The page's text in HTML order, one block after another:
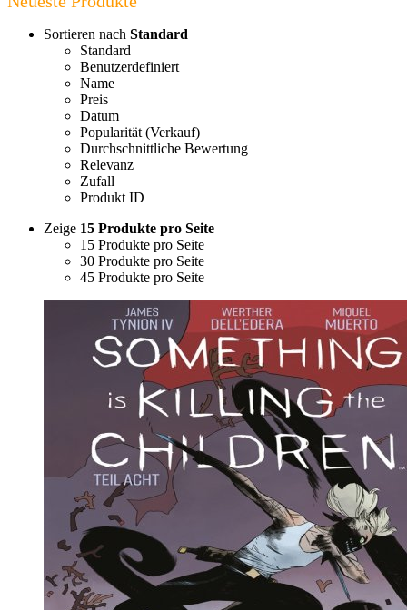
Sortieren nach Standard
Standard
Benutzerdefiniert
Name
Preis
Datum
Popularität (Verkauf)
Durchschnittliche Bewertung
Relevanz
Zufall
Produkt ID
Zeige 15 Produkte pro Seite
15 Produkte pro Seite
30 Produkte pro Seite
45 Produkte pro Seite